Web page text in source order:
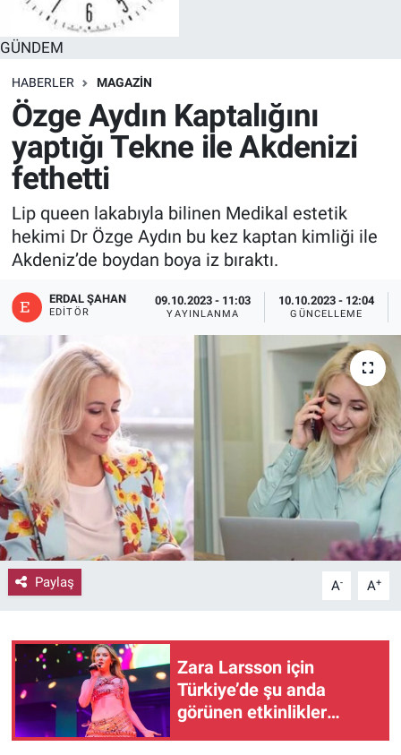
GÜNDEM
HABERLER MAGAZİN
Özge Aydın Kaptalığını
yaptığı Tekne ile Akdenizi
fethetti
Lip queen lakabıyla bilinen Medikal estetik
hekimi Dr Özge Aydın bu kez kaptan kimliği ile
Akdeniz’de boydan boya iz bıraktı.
ERDAL ŞAHAN
EDITÖR
09.10.2023 - 11:03
YAYINLANMA
10.10.2023 - 12:04
GÜNCELLEME
Paylaş A- A+
Zara Larsson için
Türkiye’de şu anda
görünen etkinlikler